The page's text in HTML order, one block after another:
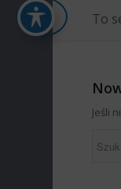
To
Jeśli